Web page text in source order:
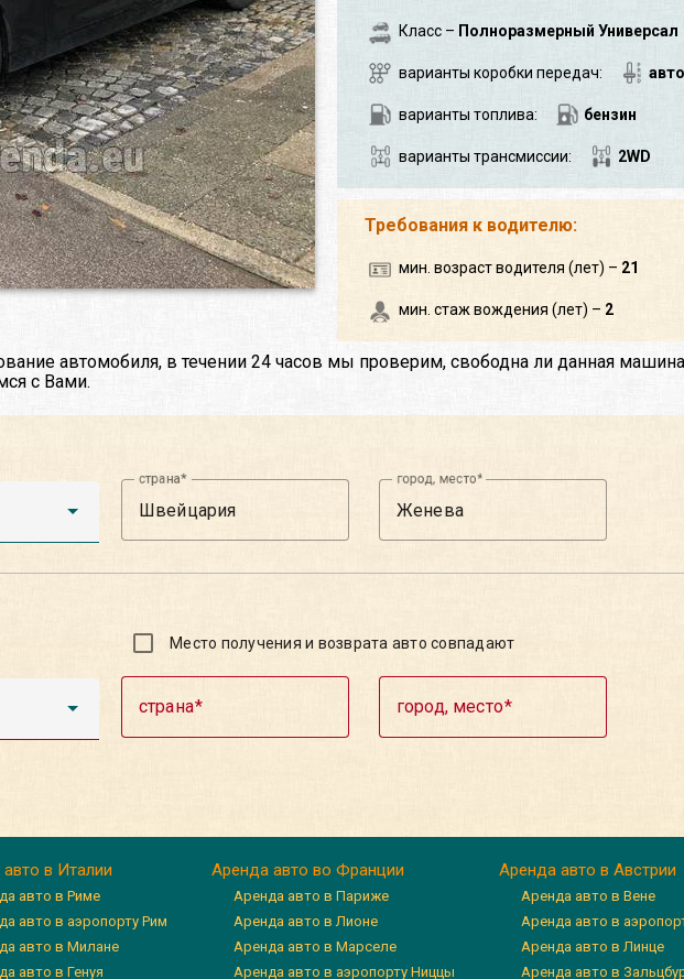
Класс – Полноразмерный Универсал
варианты коробки передач:
варианты топлива: бензин
варианты трансмиссии: 2WD
Требования к водителю:
мин. возраст водителя (лет) – 21
мин. стаж вождения (лет) – 2
автомобиля, в течении 24 часов мы проверим, свободна ли данная
с Вами.
страна город, место
Место получения и возврата авто совпадают
страна город, место
в Италии
авто в Риме
авто в аэропорту Рим
авто в Милане
авто в Генуя
Аренда авто во Франции
Аренда авто в Париже
Аренда авто в Лионе
Аренда авто в Марселе
Аренда авто в аэропорту Ниццы
Аренда авто в Австрии
Аренда авто в Вене
Аренда авто в
Аренда авто в Линце
Аренда авто в